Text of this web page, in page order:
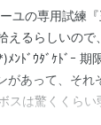
ユの専用試練
えるらしいの
ﾝﾄﾞｳﾀﾞｹﾄﾞｰ 期
があって、そ
は驚くくらい